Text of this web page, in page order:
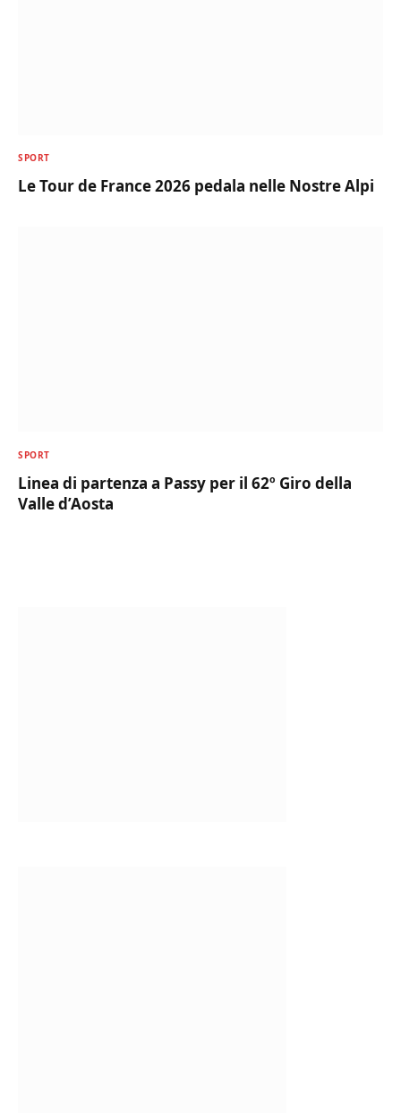
SPORT
Le Tour de France 2026 pedala nelle Nostre Alpi
SPORT
Linea di partenza a Passy per il 62º Giro della
Valle d’Aosta